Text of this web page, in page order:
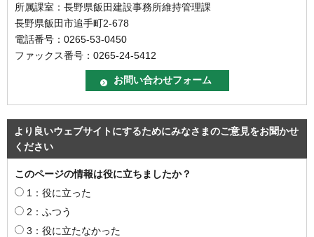
所属課室：長野県飯田建設事務所維持管理課
長野県飯田市追手町2-678
電話番号：0265-53-0450
ファックス番号：0265-24-5412
より良いウェブサイトにするためにみなさまのご意見をお聞かせ
ください
このページの情報は役に立ちましたか？
1：役に立った
2：ふつう
3：役に立たなかった